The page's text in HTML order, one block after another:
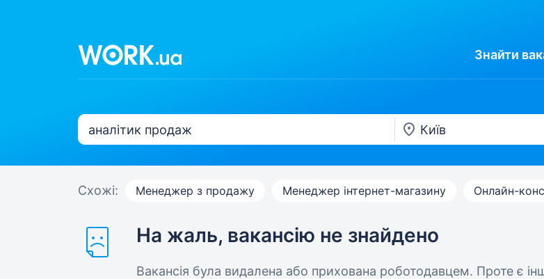
Знайти
Схожі: Менеджер з продажу Менеджер інтернет-магазину Онлайн-
На жаль, вакансію не знайдено
Вакансія була видалена або прихована роботодавцем. Проте є